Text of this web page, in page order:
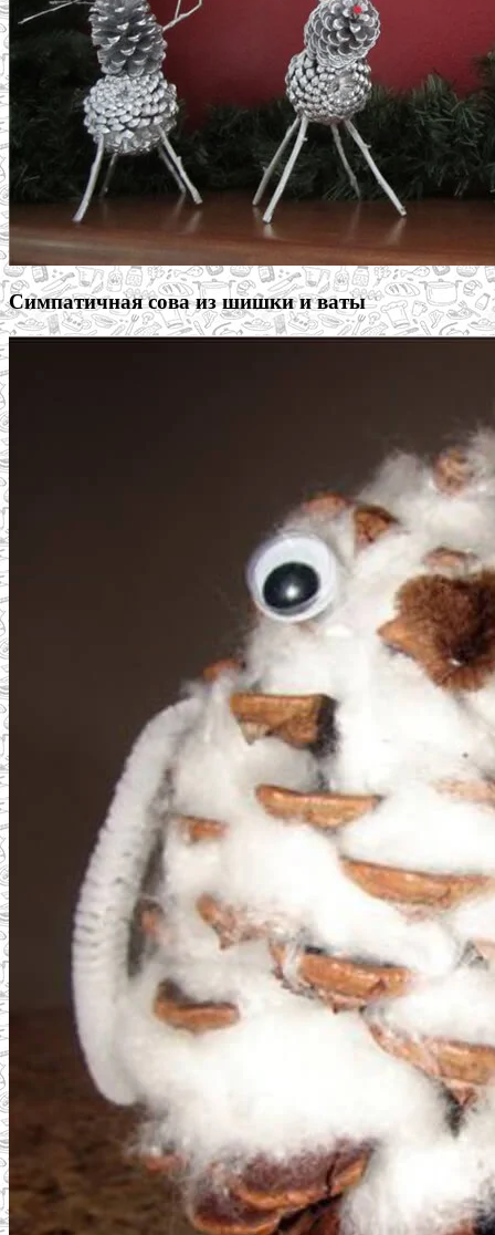
Симпатичная сова из шишки и ваты